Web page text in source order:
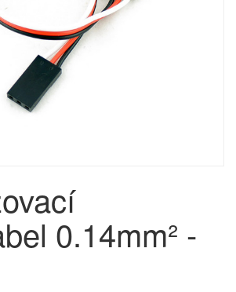
0.14mm² -